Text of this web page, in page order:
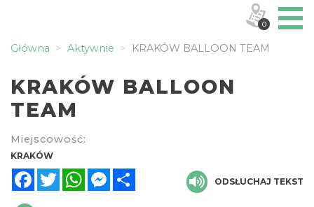
Główna Aktywnie KRAKÓW BALLOON TEAM
KRAKÓW BALLOON
TEAM
Miejscowość:
KRAKÓW
FacebookTwitterWhatsAppMessenger
ODSŁUCHAJ TEKST
0